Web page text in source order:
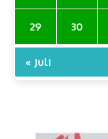
29 30
« Juli